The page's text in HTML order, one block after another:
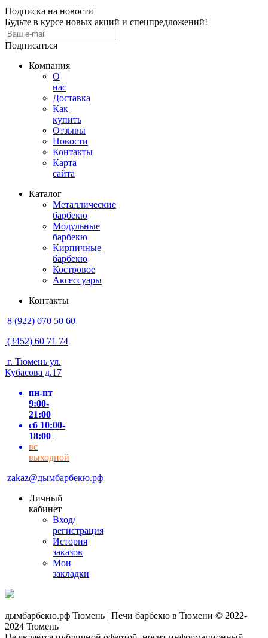
Подписка на новости
Будьте в курсе новых акций и спецпредложений!
Подписаться
Компания
О
нас
Доставка
Как
купить
Отзывы
Новости
Контакты
Карта
сайта
Каталог
Металлические
барбекю
Модульные
барбекю
Кирпичные
барбекю
Костровое
Аксессуары
Контакты
8 (922) 070 50 60
(3452) 60 71 74
г. Тюмень ул.
Кубасова д.17
пн-пт
9:00-
21:00
сб 10:00-
18:00
вс
выходной
zakaz@дымбарбекю.рф
Личный
кабинет
Вход/
регистрация
История
заказов
Мои
закладки
дымбарбекю.рф Тюмень | Печи барбекю в Тюмени © 2022-
2024 Тюмень